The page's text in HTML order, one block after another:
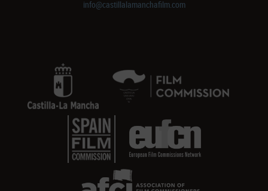
info@castillalamanchafilm.com